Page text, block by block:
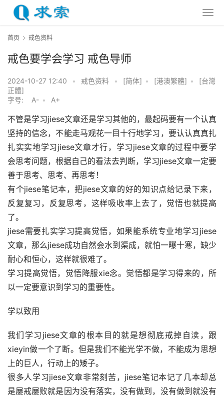
首页 戒色资料
戒色要学会学习 戒色导师
2024-10-27 12:40 • 戒色资料 • [简体] • [港澳繁體] •
[台灣
正體]
字号:
A- • A+
不管是学习jiese文章还是学习其他的，最起码要有一个认真
坚持的信念，不能走马观花一目十行地学习，要认认真真扎
扎实实地学习jiese文章才行，学习jiese文章的过程中要学
会思考问题，根据自己的看法去判断，学习jiese文章一定要
善于思考、思考、再思考！
有个jiese笔记本，把jiese文章的好的知识点给记录下来，
反复复习，反复思考，这样吸收率上去了，觉悟也就提高
了。
jiese需要扎实学习提高觉悟，如果能系统专业地学习jiese
文章，那么jiese成功自然会水到渠成，就怕一曝十寒，缺少
耐心和恒心，这样就很难了。
学习提高觉悟，觉悟降服xie念。觉悟都是学习得来的，所
以一定要意识到学习的重要性。
学以致用
我们学习jiese文章的根本目的就是想彻底戒掉自渎，跟
xieyin做一个了断。但是我们不能光学不做，不能成为思想
上的巨人，行动上的矮子。
很多人学习jiese文章非常刻苦，jiese笔记本记了几本却总
是屡戒屡败就是因为没有落实，没有做到，没有做到就没有